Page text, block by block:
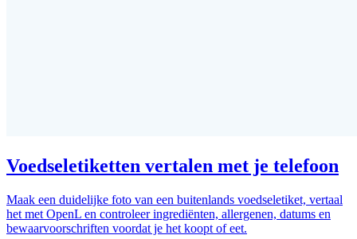
Voedseletiketten vertalen met je telefoon
Maak een duidelijke foto van een buitenlands voedseletiket, vertaal
het met OpenL en controleer ingrediënten, allergenen, datums en
bewaarvoorschriften voordat je het koopt of eet.